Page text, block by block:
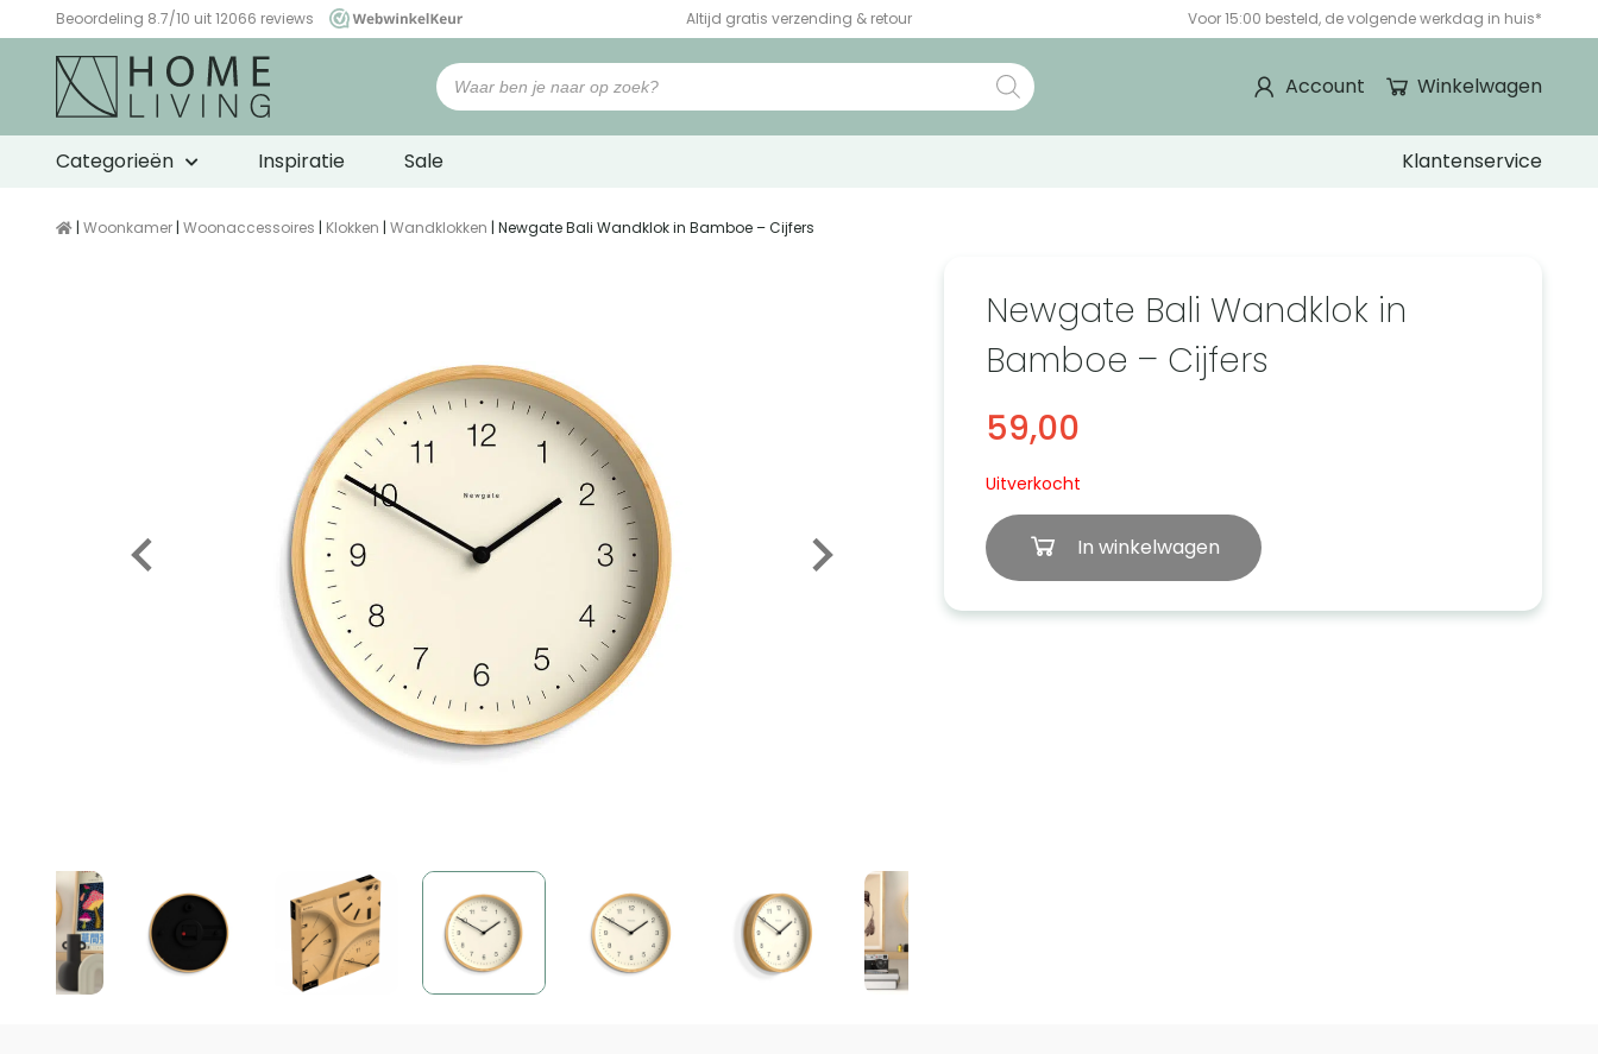
Beoordeling 8.7/10 uit 12066 reviews
WebwinkelKeur
Altijd gratis verzending & retour Voor 15:00 besteld, de volgende werkdag in huis*
Winkelwagen
Account
Categorieën Inspiratie Sale Klantenservice
| Woonkamer | Woonaccessoires | Klokken | Wandklokken | Newgate Bali Wandklok in Bamboe – Cijfers
Newgate Bali Wandklok in
Bamboe – Cijfers
59,00
Uitverkocht
In winkelwagen